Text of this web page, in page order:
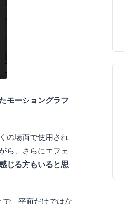
モーショングラフ
の場面で使用され
ら、さらにエフェ
じる方もいると思
、平面だけではな